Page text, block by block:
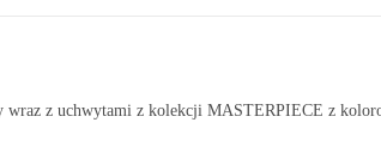
wraz z uchwytami z kolekcji MASTERPIECE z